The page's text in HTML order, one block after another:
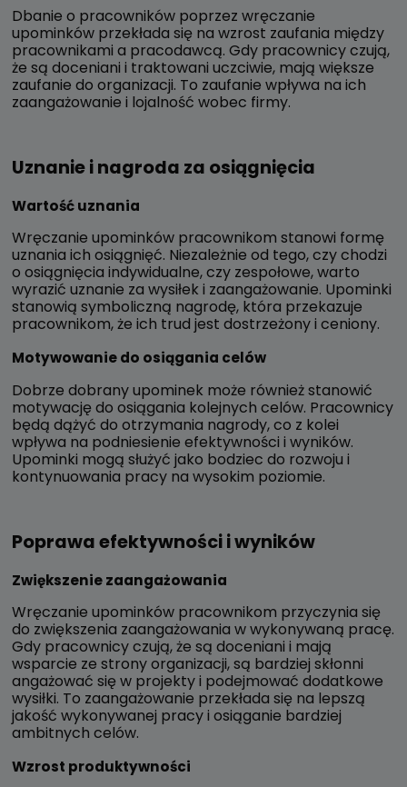
Dbanie o pracowników poprzez wręczanie
upominków przekłada się na wzrost zaufania między
pracownikami a pracodawcą. Gdy pracownicy czują,
że są doceniani i traktowani uczciwie, mają większe
zaufanie do organizacji. To zaufanie wpływa na ich
zaangażowanie i lojalność wobec firmy.
Uznanie i nagroda za osiągnięcia
Wartość uznania
Wręczanie upominków pracownikom stanowi formę
uznania ich osiągnięć. Niezależnie od tego, czy chodzi
o osiągnięcia indywidualne, czy zespołowe, warto
wyrazić uznanie za wysiłek i zaangażowanie. Upominki
stanowią symboliczną nagrodę, która przekazuje
pracownikom, że ich trud jest dostrzeżony i ceniony.
Motywowanie do osiągania celów
Dobrze dobrany upominek może również stanowić
motywację do osiągania kolejnych celów. Pracownicy
będą dążyć do otrzymania nagrody, co z kolei
wpływa na podniesienie efektywności i wyników.
Upominki mogą służyć jako bodziec do rozwoju i
kontynuowania pracy na wysokim poziomie.
Poprawa efektywności i wyników
Zwiększenie zaangażowania
Wręczanie upominków pracownikom przyczynia się
do zwiększenia zaangażowania w wykonywaną pracę.
Gdy pracownicy czują, że są doceniani i mają
wsparcie ze strony organizacji, są bardziej skłonni
angażować się w projekty i podejmować dodatkowe
wysiłki. To zaangażowanie przekłada się na lepszą
jakość wykonywanej pracy i osiąganie bardziej
ambitnych celów.
Wzrost produktywności